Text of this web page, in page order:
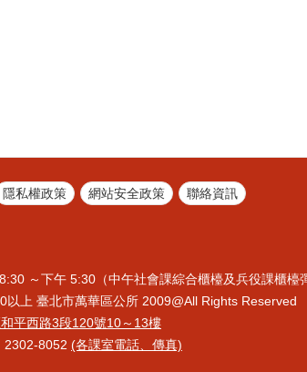
隱私權政策 網站安全政策 聯絡資訊
～下午 5:30（中午社會課綜合櫃檯及兵役課櫃檯
以上 臺北市萬華區公所 2009@All Rights Reserved
平西路3段120號10～13樓
2302-8052 (各課室電話、傳真)